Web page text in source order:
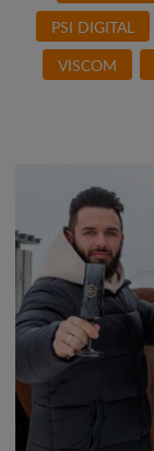
PSI DIGITAL
VISCOM